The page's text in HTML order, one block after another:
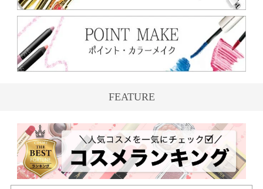
FEATURE